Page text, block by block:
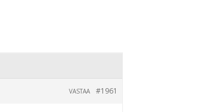
#1961
VASTAA